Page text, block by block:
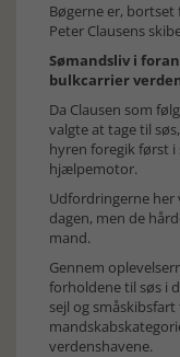
Bøgerne er,
Peter Clausens
Sømandsliv i
bulkcarrier
Da Clausen som
valgte at tage til
hyren foregik først i
hjælpemotor.
Udfordringerne her
dagen, men de
mand.
Gennem
forholdene til søs i
sejl og
verdenshavene.